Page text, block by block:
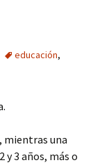
educación,
mientras una
y 3 años, más o